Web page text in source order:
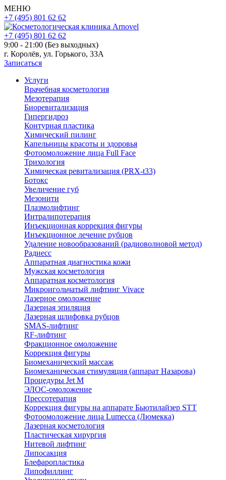
МЕНЮ
+7 (495) 801 62 62
+7 (495) 801 62 62
9:00 - 21:00 (Без выходных)
г. Королёв, ул. Горького, 33А
Записаться
Услуги
Врачебная косметология
Мезотерапия
Биоревитализация
Гипергидроз
Контурная пластика
Химический пилинг
Капельницы красоты и здоровья
Фотоомоложение лица Full Face
Трихология
Химическая ревитализация (PRX-t33)
Ботокс
Увеличение губ
Мезонити
Плазмолифтинг
Интралипотерапия
Инъекционная коррекция фигуры
Инъекционное лечение рубцов
Удаление новообразований (радиоволновой метод)
Радиесс
Аппаратная диагностика кожи
Мужская косметология
Аппаратная косметология
Микроигольчатый лифтинг Vivace
Лазерное омоложение
Лазерная эпиляция
Лазерная шлифовка рубцов
SMAS-лифтинг
RF-лифтинг
Фракционное омоложение
Коррекция фигуры
Биомеханический массаж
Биомеханическая стимуляция (аппарат Назарова)
Процедуры Jet M
ЭЛОС-омоложение
Прессотерапия
Коррекция фигуры на аппарате Бьютилайзер STT
Фотоомоложение лица Lumecca (Люмекка)
Лазерная косметология
Пластическая хирургия
Нитевой лифтинг
Липосакция
Блефаропластика
Липофиллинг